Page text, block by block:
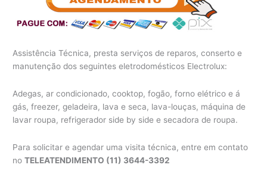
Assistência Técnica, presta serviços de reparos, conserto e
manutenção dos seguintes eletrodomésticos Electrolux:
Adegas, ar condicionado, cooktop, fogão, forno elétrico e á
gás, freezer, geladeira, lava e seca, lava-louças, máquina de
lavar roupa, refrigerador side by side e secadora de roupa.
Para solicitar e agendar uma visita técnica, entre em contato
noTELEATENDIMENTO (11) 3644-3392